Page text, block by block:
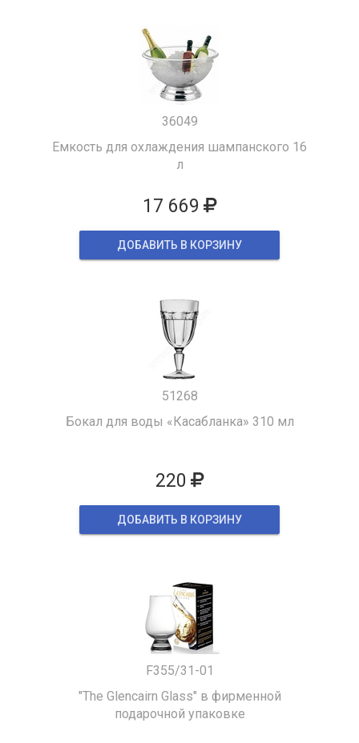
36049
Емкость для охлаждения шампанского 16
л
17 669
ДОБАВИТЬ В КОРЗИНУ
51268
Бокал для воды «Касабланка» 310 мл
220
ДОБАВИТЬ В КОРЗИНУ
F355/31-01
"The Glencairn Glass" в фирменной
подарочной упаковке